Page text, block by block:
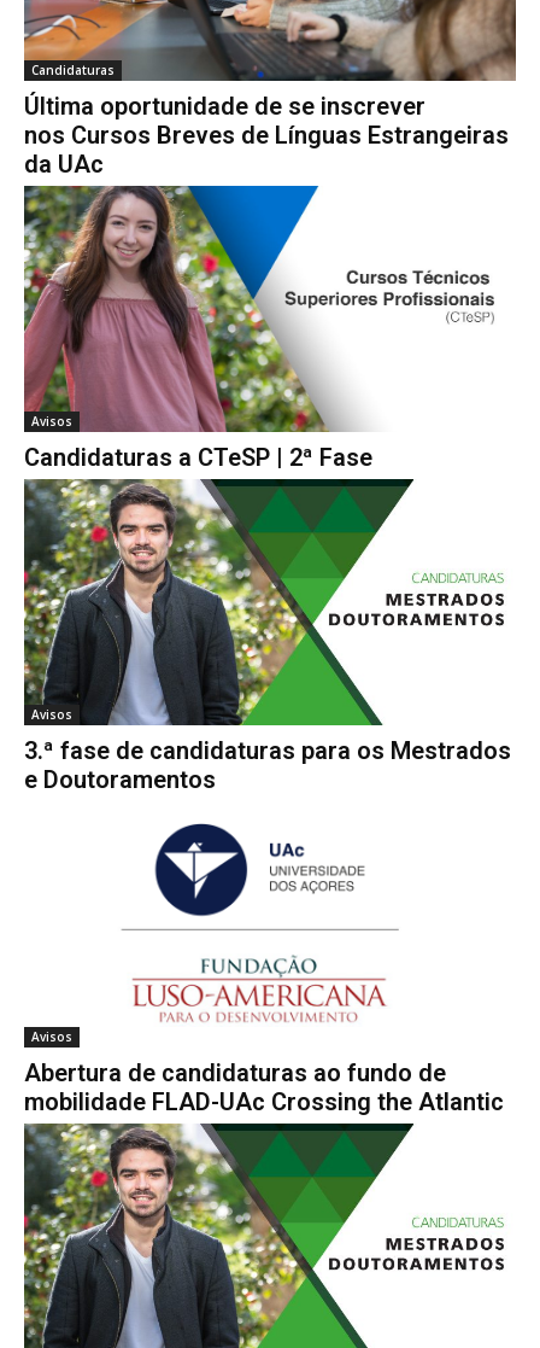
Candidaturas
Última oportunidade de se inscrever
nos Cursos Breves de Línguas Estrangeiras
da UAc
Avisos
Candidaturas a CTeSP | 2ª Fase
Avisos
3.ª fase de candidaturas para os Mestrados
e Doutoramentos
Avisos
Abertura de candidaturas ao fundo de
mobilidade FLAD-UAc Crossing the Atlantic